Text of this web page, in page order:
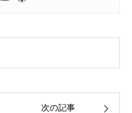
次の記事